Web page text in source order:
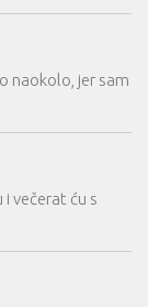
naokolo, jer sam
večerat ću s